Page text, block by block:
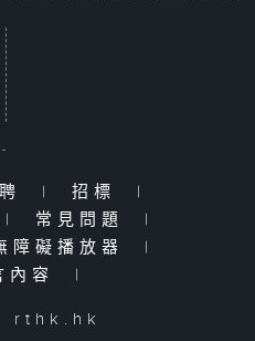
| 招標
|
| 常見問題
|
障礙播放器
|
內容
|
rthk.hk